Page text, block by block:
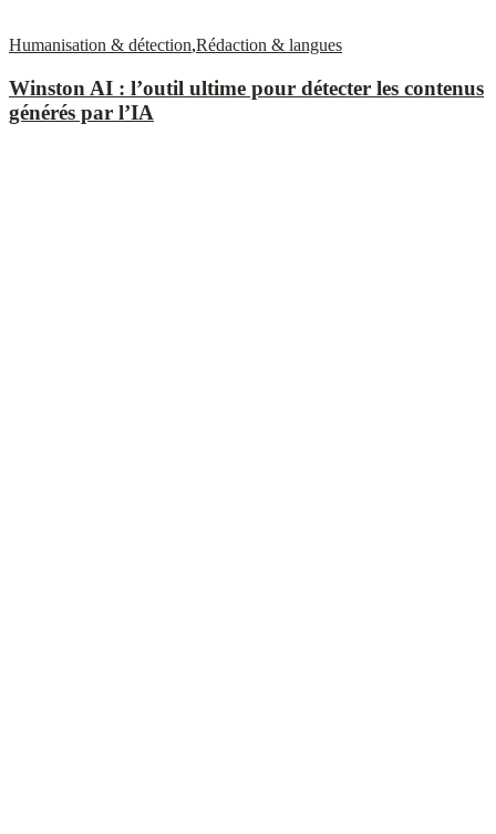
Humanisation & détection,Rédaction & langues
Winston AI : l’outil ultime pour détecter les contenus
générés par l’IA